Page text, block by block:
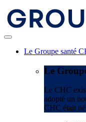
Le Groupe santé
Le
Le CHC
adopté un
CHC était